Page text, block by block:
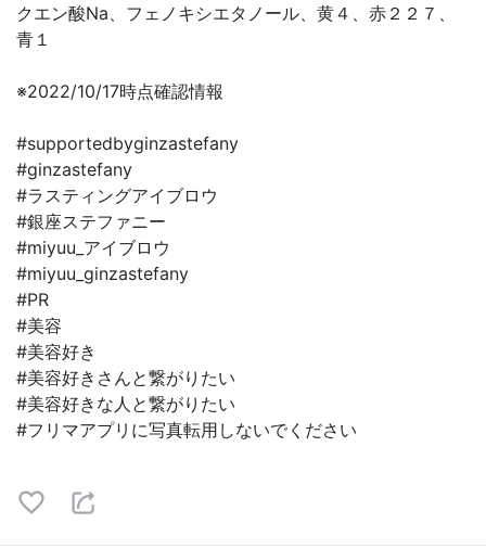
クエン酸Na、フェノキシエタノール、黄４、赤２２７、
青１
※2022/10/17時点確認情報
#supportedbyginzastefany
#ginzastefany
#ラスティングアイブロウ
#銀座ステファニー
#miyuu_アイブロウ
#miyuu_ginzastefany
#PR
#美容
#美容好き
#美容好きさんと繋がりたい
#美容好きな人と繋がりたい
#フリマアプリに写真転用しないでください